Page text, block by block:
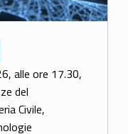
alle ore 17.30,
del
Civile,